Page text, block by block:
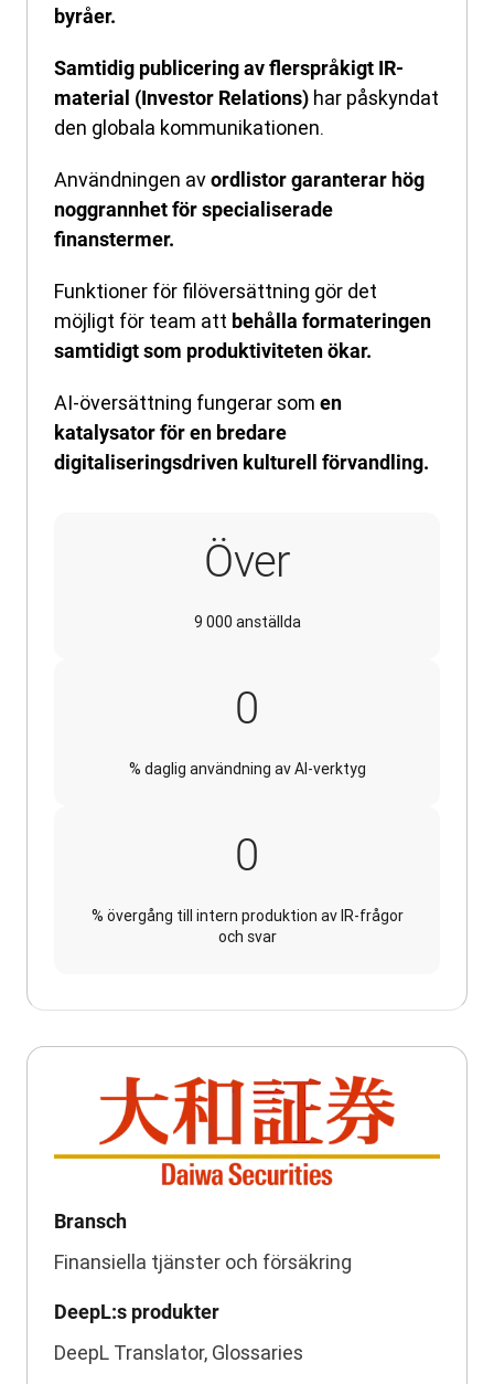
byråer.
Samtidig publicering av flerspråkigt IR-
material (Investor Relations) har påskyndat
den globala kommunikationen.
Användningen avordlistor garanterar hög
noggrannhet för specialiserade
finanstermer.
Funktioner för filöversättning gör det
möjligt för team att behålla formateringen
samtidigt som produktiviteten ökar.
AI-översättning fungerar som en
katalysator för en bredare
digitaliseringsdriven kulturell förvandling.
Över
9 000 anställda
0
% daglig användning av AI-verktyg
0
% övergång till intern produktion av IR-frågor
och svar
Bransch
Finansiella tjänster och försäkring
DeepL:s produkter
DeepL Translator, Glossaries